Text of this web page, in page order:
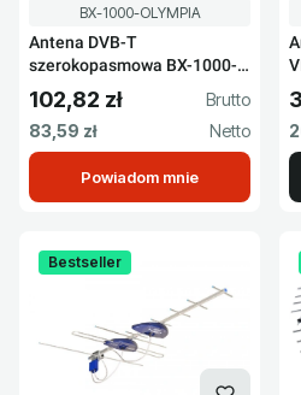
Kod produktu
BX-1000-OLYMPIA
Antena DVB-T
szerokopasmowa BX-1000-
OLYMPIA
Cena brutto
102,82 zł
Cena netto
83,59 zł
Powiadom mnie
Bestseller